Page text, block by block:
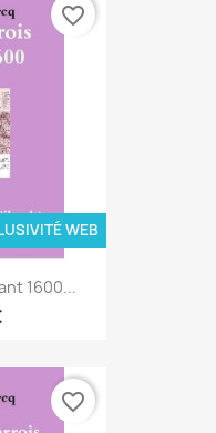
1600...
WEB
favorite_border
favorite_border